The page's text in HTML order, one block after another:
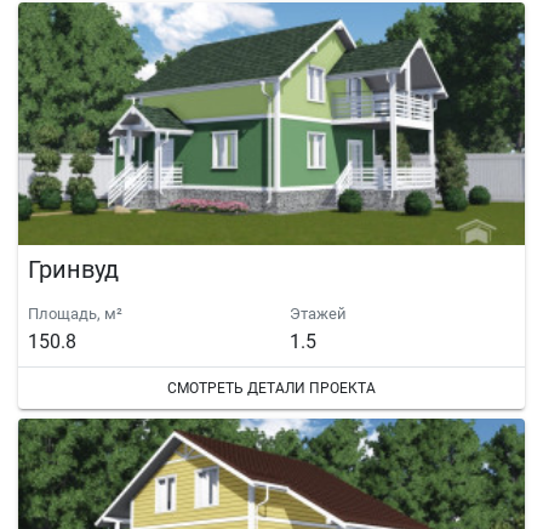
Гринвуд
Площадь, м²
150.8
Этажей
1.5
СМОТРЕТЬ ДЕТАЛИ ПРОЕКТА